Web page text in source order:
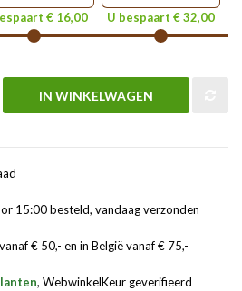
€ 16,00
U bespaart € 32,00
IN WINKELWAGEN
15:00 besteld, vandaag verzonden
vanaf € 50,- en in België vanaf € 75,-
, WebwinkelKeur geverifieerd